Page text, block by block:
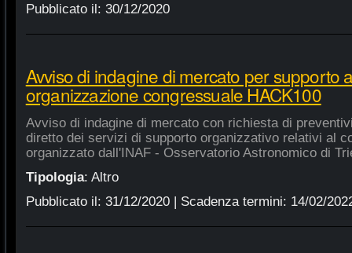
Pubblicato il: 30/12/2020
Avviso di indagine di mercato per supporto
organizzazione congressuale HACK100
Avviso di indagine di mercato con richiesta di
diretto dei servizi di supporto organizzativo relativi al
organizzato dall'INAF - Osservatorio Astronomico di
Tipologia: Altro
Pubblicato il: 31/12/2020| Scadenza termini: 14/02/